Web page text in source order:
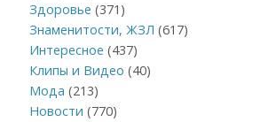
Здоровье (371)
Знаменитости, ЖЗЛ (617)
Интересное (437)
Клипы и Видео (40)
Мода (213)
Новости (770)